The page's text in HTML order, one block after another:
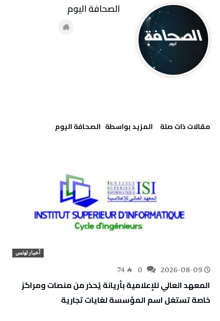
‫مقالات ذات صلة‬ ‫‫المزيد بواسطة‬ ‬ ‭ ‬الصحافة‭ ‬اليوم
أخبار تونس
2026-08-09
74
المعهد العالي للإعلامية بأريانة يُحذر من منصات ومراكز
خاصة تستغل اسم المؤسسة لغايات تجارية